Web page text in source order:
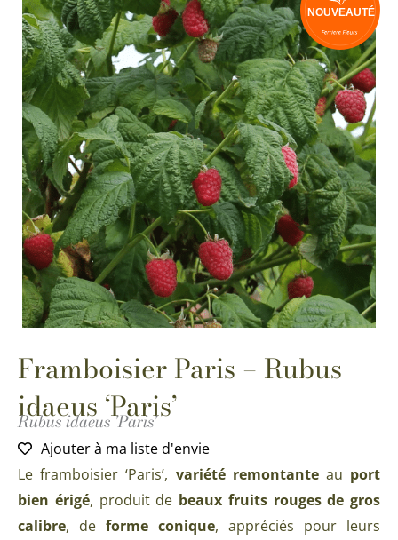
Framboisier Paris – Rubus
idaeus ‘Paris’
Rubus idaeus 'Paris'
Ajouter à ma liste d'envie
Le framboisier ‘Paris’, variété remontanteau port
bien érigé, produit de beaux fruits rouges de gros
calibre, de forme conique, appréciés pour leurs